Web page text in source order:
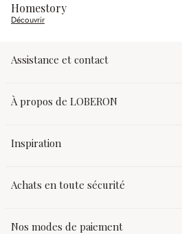
Homestory
Découvrir
Assistance et contact
À propos de LOBERON
Inspiration
Achats en toute sécurité
Nos modes de paiement